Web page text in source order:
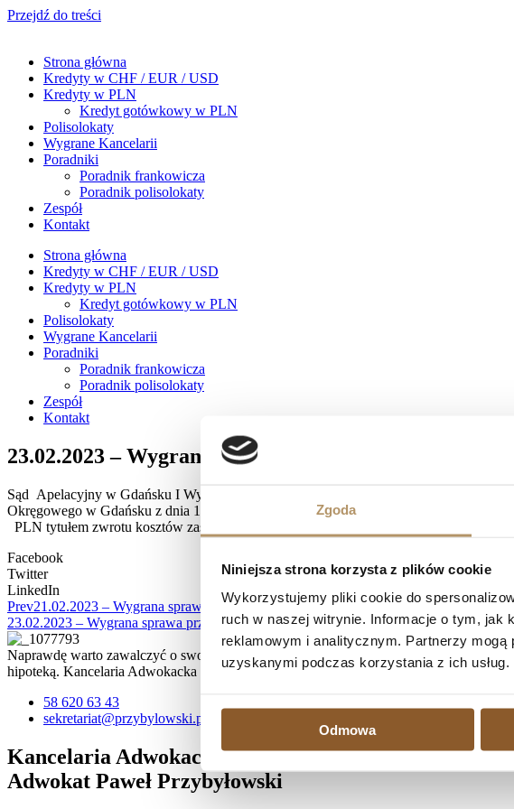
Zgoda
Niniejsza strona korzysta z plików cookie
Wykorzystujemy pliki cookie do
ruch w naszej witrynie. Informacje o tym, jak
reklamowym i analitycznym. Partnerzy mogą
uzyskanymi podczas korzystania z ich usług.
Odmowa
Przejdź do treści
Strona główna
Kredyty w CHF / EUR / USD
Kredyty w PLN
Kredyt gotówkowy w PLN
Polisolokaty
Wygrane Kancelarii
Poradniki
Poradnik frankowicza
Poradnik polisolokaty
Zespół
Kontakt
Strona główna
Kredyty w CHF / EUR / USD
Kredyty w PLN
Kredyt gotówkowy w PLN
Polisolokaty
Wygrane Kancelarii
Poradniki
Poradnik frankowicza
Poradnik polisolokaty
Zespół
Kontakt
23.02.2023 – Wygrana sprawa przeciwko mBank S.A.
Sąd Apelacyjny w Gdańsku I Wydział Cywilny, referent SSA Przemysław Banasik
Okręgowego w Gdańsku z dnia 11 lutego 2022 r. sygn. akt I C 851/20 w którym
PLN tytułem zwrotu kosztów zastępstwa procesowego w postępowaniu apelacyjnym.
Facebook
Twitter
LinkedIn
Prev21.02.2023 – Wygrana sprawa przeciwko Getin Noble Bank S.A. – umowa
23.02.2023 – Wygrana sprawa przeciwko Bank BPH S.A. – umowa kredytu nieważna
Naprawdę warto zawalczyć o swoje prawa, zwłaszcza, jeśli spłata kredytu
hipoteką. Kancelaria Adwokacka działa na terenie Trójmiasta, ale zajmujemy się
58 620 63 43
sekretariat@przybylowski.pl
Kancelaria Adwokacka
Adwokat Paweł Przybyłowski